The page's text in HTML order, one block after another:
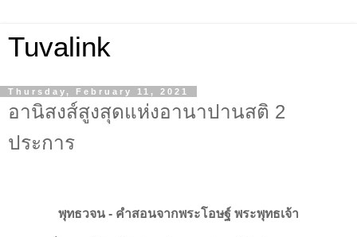
Tuvalink
Thursday, February 11, 2021
อานิสงส์สูงสุดแห่งอานาปานสติ 2
ประการ
พุทธวจน - คําสอนจากพระโอษฐ์ พระพุทธเจ้า